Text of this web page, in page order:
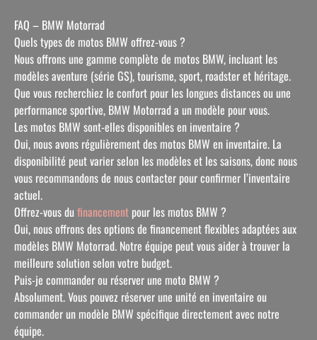
FAQ – BMW Motorrad
Quels types de motos BMW offrez-vous ?
Nous offrons une gamme complète de motos BMW, incluant les
modèles aventure (série GS), tourisme, sport, roadster et héritage.
Que vous recherchiez le confort pour les longues distances ou une
performance sportive, BMW Motorrad a un modèle pour vous.
Les motos BMW sont-elles disponibles en inventaire ?
Oui, nous avons régulièrement des motos BMW en inventaire. La
disponibilité peut varier selon les modèles et les saisons, donc nous
vous recommandons de nous contacter pour confirmer l’inventaire
actuel.
Offrez-vous du financement pour les motos BMW ?
Oui, nous offrons des options de financement flexibles adaptées aux
modèles BMW Motorrad. Notre équipe peut vous aider à trouver la
meilleure solution selon votre budget.
Puis-je commander ou réserver une moto BMW ?
Absolument. Vous pouvez réserver une unité en inventaire ou
commander un modèle BMW spécifique directement avec notre
équipe.